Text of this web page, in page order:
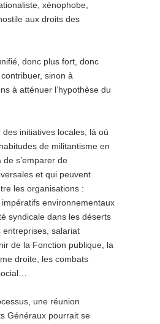
xénophobe,
aux droits des
donc plus fort, donc
sinon à
à atténuer l’hypothèse du
des initiatives locales, là où
de militantisme en
de s’emparer de
et qui peuvent
les organisations :
impératifs environnementaux
syndicale dans les déserts
entreprises, salariat
de la Fonction publique, la
droite, les combats
une réunion
Généraux pourrait se